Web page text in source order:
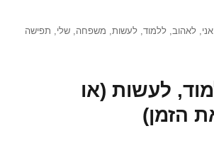
תגיות
אני,לאהוב,ללמוד,לעשות, משפחה,שלי, תפישה
לעשות (או
הזמן)